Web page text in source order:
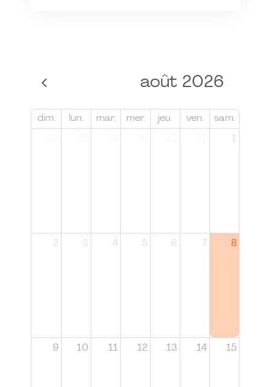
août 2026
dim. lun. mar. mer. jeu. ven. sam.
1
2 3 4 5 6 7 8
9 10 11 12 13 14 15